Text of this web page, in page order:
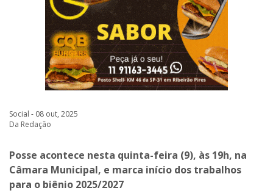
Social - 08 out, 2025
Da Redação
Posse acontece nesta quinta-feira (9), às 19h, na
Câmara Municipal, e marca início dos trabalhos
para o biênio 2025/2027